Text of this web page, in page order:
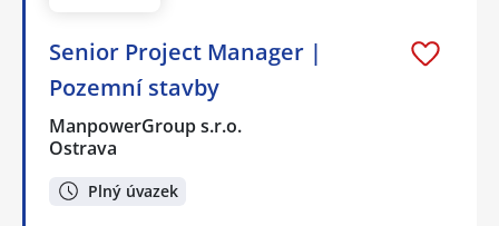
Senior Project Manager |
Pozemní stavby
ManpowerGroup s.r.o.
Ostrava
Plný úvazek